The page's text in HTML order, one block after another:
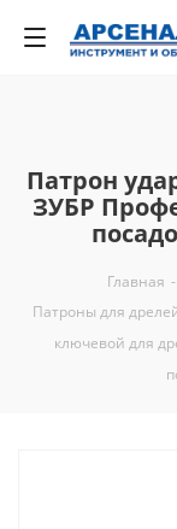
Патрон
ЗУБР
Главная -
Патроны для
ключевой для